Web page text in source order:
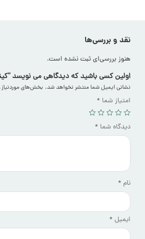
نقد و بررسی‌ها
هنوز بررسی‌ای ثبت نشده است.
اولین کسی باشید که دیدگاهی می نویسد
نشانی ایمیل شما منتشر نخواهد شد. بخش‌های
امتیاز شما *
دیدگاه شما *
نام *
ایمیل *